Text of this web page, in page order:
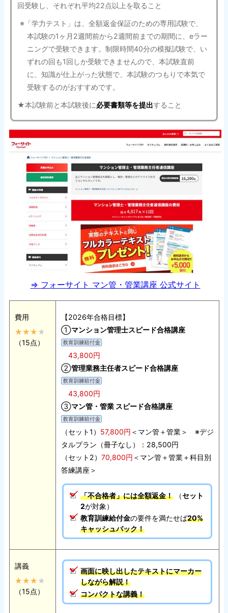
回受験し、それぞれ平均22点以上を取ること
※「学力テスト」は、全額返金保証のための専用試験で、
本試験の1ヶ月2週間前から2週間前までの期間に、eラー
ニングで受験できます。制限時間40分の模擬試験で、い
ずれの回も1回しか受験できませんので、本試験直前
に、知識が仕上がった状態で、本試験のつもりで本気で
受験するのがおすすめです。
★本試験前と本試験後に必要書類等を提出すること
⇒ フォーサイト マン管・管業講座 公式サイト
費用
（15点）
【2026年合格目標】
①マンション管理士スピード合格講座
43,800円
②管理業務主任者スピード合格講座
43,800円
③マン管・管業 スピード合格講座
（セット1） 57,800円 ＜マン管＋管業＞ ※デジ
タルプラン（冊子なし）：28,500円
（セット2） 70,800円 ＜マン管＋管業＋科目別
答練講座＞
「不合格者」には全額返金！ （セット
2が対象）
教育訓練給付金の要件を満たせば20%
キャッシュバック！
講義
（15点）
画面に映し出したテキストにマーカー
しながら解説！
コンパクトな講義！